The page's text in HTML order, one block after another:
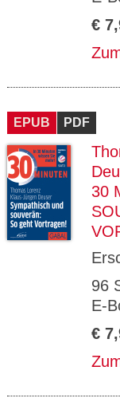
€
EPUB PDF
30
96
E-
€